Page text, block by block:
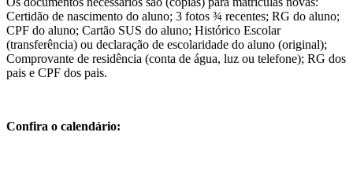
Certidão de nascimento do aluno; 3 fotos ¾ recentes; RG do aluno;
CPF do aluno; Cartão SUS do aluno; Histórico Escolar
(transferência) ou declaração de escolaridade do aluno (original);
Comprovante de residência (conta de água, luz ou telefone); RG dos
pais e CPF dos pais.
Confira o calendário: